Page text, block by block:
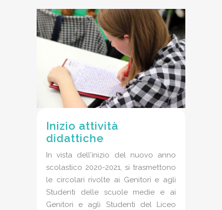
Inizio attività
didattiche
In vista dell'inizio del nuovo anno
scolastico 2020-2021, si trasmettono
le circolari rivolte ai Genitori e agli
Studenti delle scuole medie e ai
Genitori e agli Studenti del Liceo